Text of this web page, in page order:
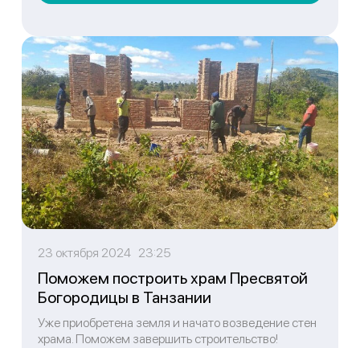
23 октября 2024 23:25
Поможем построить храм Пресвятой
Богородицы в Танзании
Уже приобретена земля и начато возведение стен
храма. Поможем завершить строительство!